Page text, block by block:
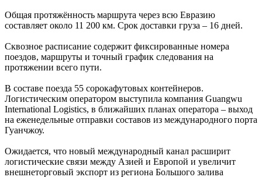
Общая протяжённость маршрута через всю Евразию
составляет около 11 200 км. Срок доставки груза – 16 дней.
Сквозное расписание содержит фиксированные номера
поездов, маршруты и точный график следования на
протяжении всего пути.
В составе поезда 55 сорокафутовых контейнеров.
Логистическим оператором выступила компания Guangwu
International Logistics, в ближайших планах оператора – выход
на еженедельные отправки составов из международного порта
Гуанчжоу.
Ожидается, что новый международный канал расширит
логистические связи между Азией и Европой и увеличит
внешнеторговый экспорт из региона Большого залива